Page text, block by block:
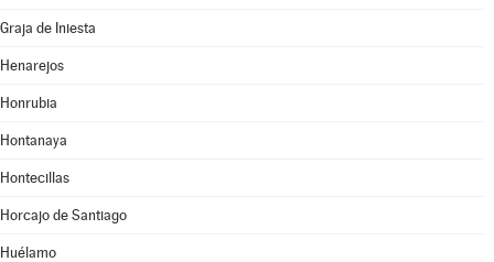
Graja de Iniesta
Henarejos
Honrubia
Hontanaya
Hontecillas
Horcajo de Santiago
Huélamo